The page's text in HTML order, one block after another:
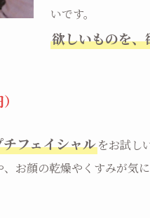
いです。
欲しいものを
フェイシャルをお試し
お顔の乾燥やくすみが気